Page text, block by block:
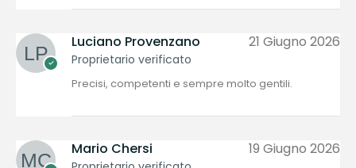
Luciano Provenzano
Proprietario verificato
21 Giugno 2026
Precisi, competenti e sempre molto gentili.
Mario Chersi 19 Giugno 2026